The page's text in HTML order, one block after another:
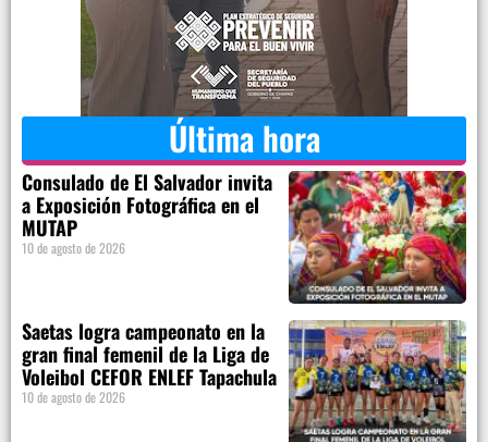
Última hora
Consulado de El Salvador invita
a Exposición Fotográfica en el
MUTAP
10 de agosto de 2026
Saetas logra campeonato en la
gran final femenil de la Liga de
Voleibol CEFOR ENLEF Tapachula
10 de agosto de 2026